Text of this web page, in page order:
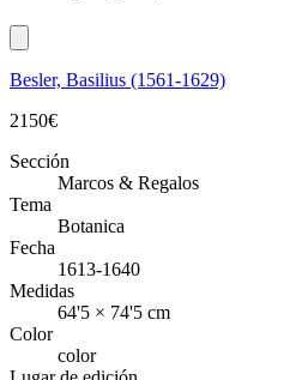
Besler, Basilius (1561-1629)
2150€
Sección
Marcos & Regalos
Tema
Botanica
Fecha
1613-1640
Medidas
64'5 × 74'5 cm
Color
color